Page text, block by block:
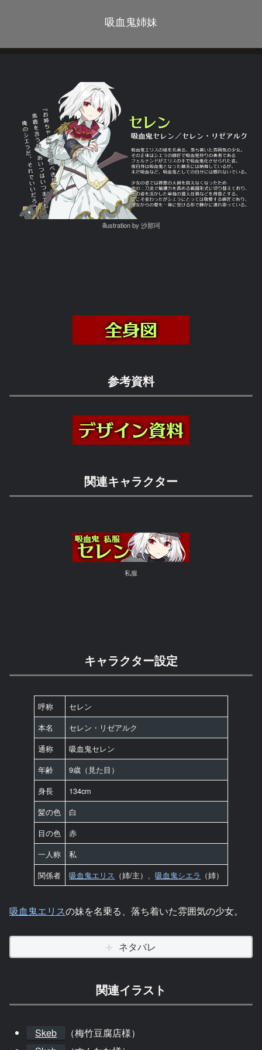
吸血鬼姉妹
illustration by 沙那珂
参考資料
関連キャラクター
私服
キャラクター設定
呼称
セレン
本名
セレン・リゼアルク
通称
吸血鬼セレン
年齢
9歳（見た目）
身長
134cm
髪の色
白
目の色
赤
一人称
私
関係者
吸血鬼エリス （姉/主）、吸血鬼シエラ （姉）
吸血鬼エリスの妹を名乗る、落ち着いた雰囲気の少女。
ネタバレ
関連イラスト
Skeb
（梅竹豆腐店様）